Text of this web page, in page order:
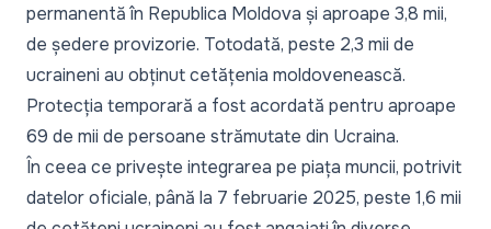
permanentă în Republica Moldova și aproape 3,8 mii,
de ședere provizorie. Totodată, peste 2,3 mii de
ucraineni au obținut cetățenia moldovenească.
Protecția temporară a fost acordată pentru aproape
69 de mii de persoane strămutate din Ucraina.
În ceea ce privește integrarea pe piața muncii, potrivit
datelor oficiale, până la 7 februarie 2025, peste 1,6 mii